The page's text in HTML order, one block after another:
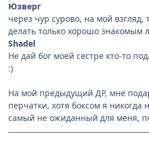
Юзверг
через чур сурово, на мой
делать только хорошо знакомым
Shadel
Не дай бог моей сестре кто-то
:)
На мой предыдущий ДР, мне
перчатки, хотя боксом я никогда
самый не ожиданный для меня,